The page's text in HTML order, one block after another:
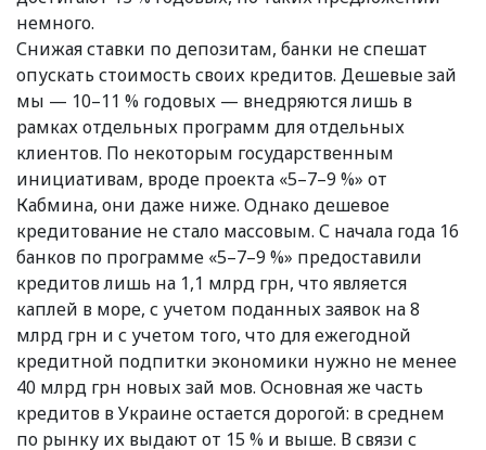
немного.
Снижая ставки по депозитам, банки не спешат
опускать стоимость своих кредитов. Дешевые зай
мы — 10–11 % годовых — внедряются лишь в
рамках отдельных программ для отдельных
клиентов. По некоторым государственным
инициативам, вроде проекта «5–7–9 %» от
Кабмина, они даже ниже. Однако дешевое
кредитование не стало массовым. С начала года 16
банков по программе «5–7–9 %» предоставили
кредитов лишь на 1,1 млрд грн, что является
каплей в море, с учетом поданных заявок на 8
млрд грн и с учетом того, что для ежегодной
кредитной подпитки экономики нужно не менее
40 млрд грн новых зай мов. Основная же часть
кредитов в Украине остается дорогой: в среднем
по рынку их выдают от 15 % и выше. В связи с